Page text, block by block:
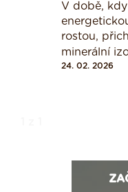
V době,
rostou,
minerální
24. 02. 2026